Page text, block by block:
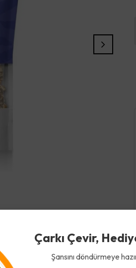
Çarkı Çevir,
Şansını döndürmeye